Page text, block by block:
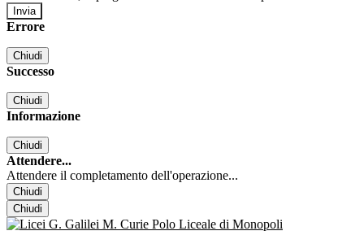
Errore
Chiudi
Successo
Chiudi
Informazione
Chiudi
Attendere...
Attendere il completamento dell'operazione...
Chiudi
Chiudi